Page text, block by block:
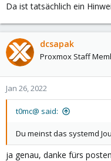
Da ist tatsächlich ein
dcsapak
Proxmox Staff
Jan 26, 2022
t0mc@ said:
Du meinst das systemd
ja genau, danke fürs